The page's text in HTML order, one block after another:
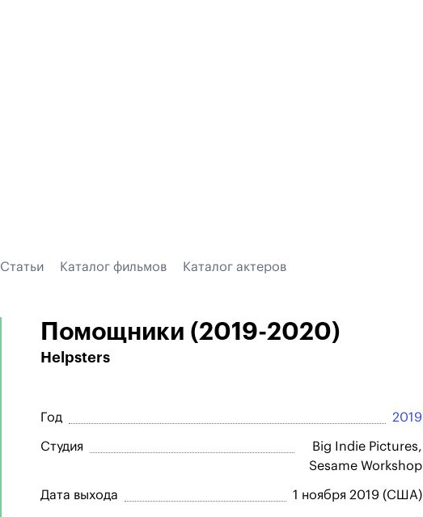
Статьи Каталог фильмов Каталог актеров
Помощники (2019-2020)
Helpsters
Год 2019
Студия
Big Indie Pictures,
Sesame Workshop
Дата выхода 1 ноября 2019 (США)